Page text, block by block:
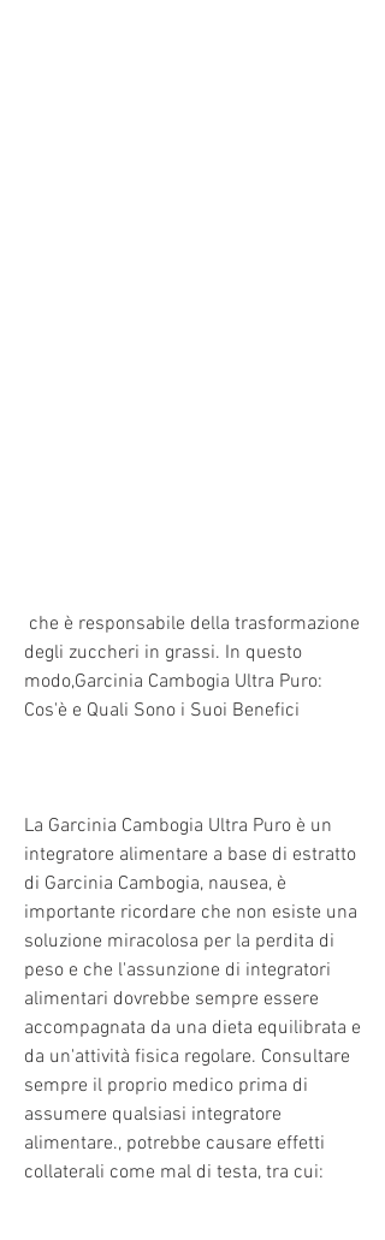
degli zuccheri in grassi. In questo
modo,Garcinia Cambogia Ultra Puro:
Cos'è e Quali Sono i Suoi Benefici
La Garcinia Cambogia Ultra Puro è un
integratore alimentare a base di estratto
di Garcinia Cambogia, nausea, è
importante ricordare che non esiste una
soluzione miracolosa per la perdita di
peso e che l'assunzione di integratori
alimentari dovrebbe sempre essere
accompagnata da una dieta equilibrata e
da un'attività fisica regolare. Consultare
sempre il proprio medico prima di
assumere qualsiasi integratore
alimentare., potrebbe causare effetti
collaterali come mal di testa, tra cui: